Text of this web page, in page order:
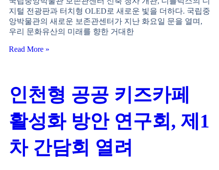
지털 전광판과 터치형 OLED로 새로운 빛을 더하다. 국립중
앙박물관의 새로운 보존관센터가 지난 화요일 문을 열며,
우리 문화유산의 미래를 향한 거대한
Read More »
인천형 공공 키즈카페
활성화 방안 연구회, 제1
차 간담회 열려